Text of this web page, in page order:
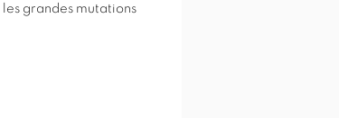
les grandes mutations